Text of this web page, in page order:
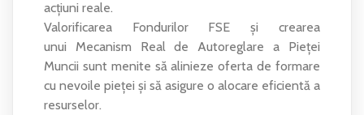
acțiuni reale.
Valorificarea Fondurilor FSE și crearea
unui Mecanism Real de Autoreglare a Pieței
Muncii sunt menite să alinieze oferta de formare
cu nevoile pieței și să asigure o alocare eficientă a
resurselor.